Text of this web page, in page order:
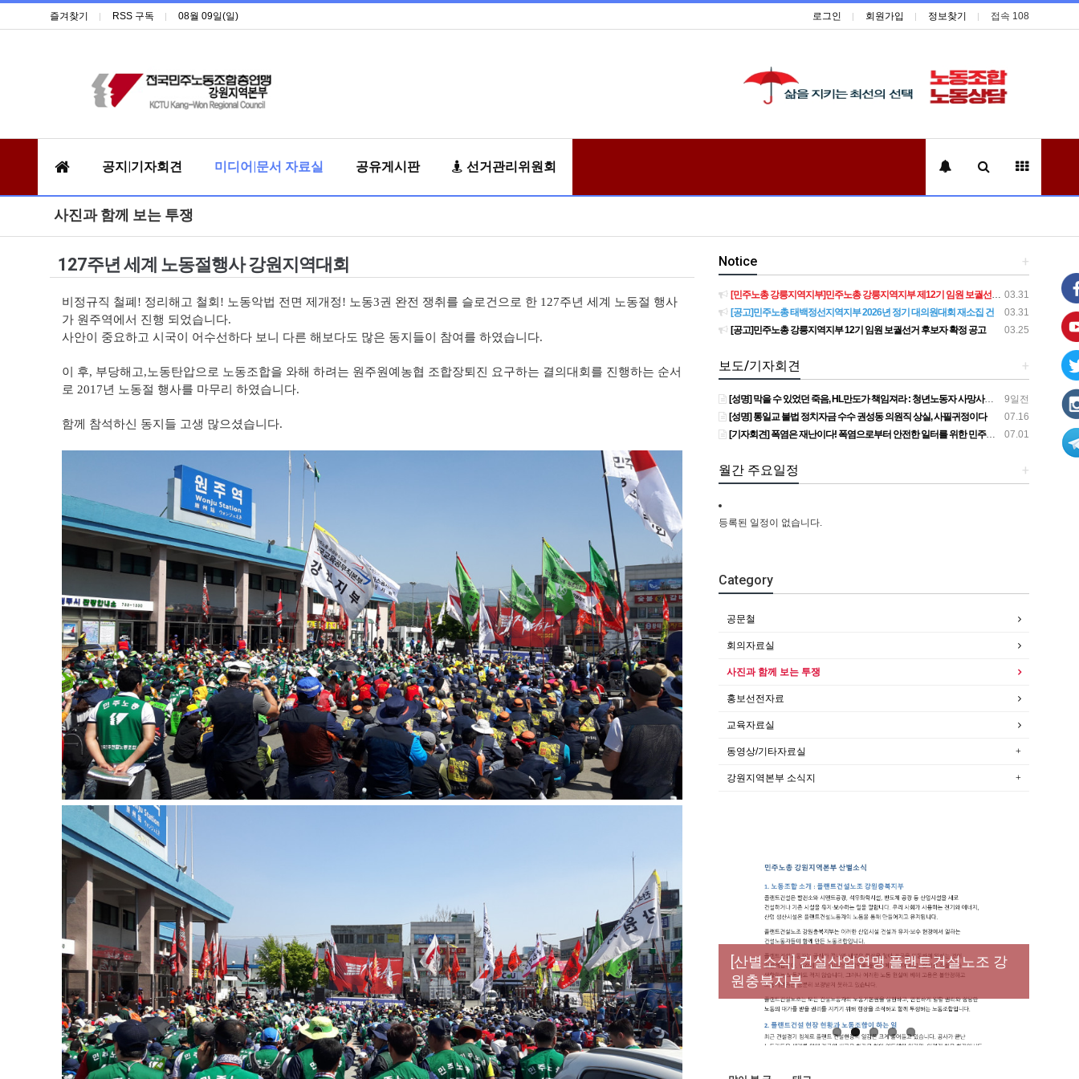
즐겨찾기 RSS 구독 08월 09일(일) 로그인 회원가입 정보찾기 접속 108
공지|기자회견 미디어|문서 자료실 공유게시판 선거관리위원회
사진과 함께 보는 투쟁
127주년 세계 노동절행사 강원지역대회
비정규직 철폐! 정리해고 철회! 노동악법 전면 제개정! 노동3권 완전 쟁취를 슬로건으로 한 127주년 세계 노동절 행사
가 원주역에서 진행 되었습니다.
사안이 중요하고 시국이 어수선하다 보니 다른 해보다도 많은 동지들이 참여를 하였습니다.
이 후, 부당해고,노동탄압으로 노동조합을 와해 하려는 원주원예농협 조합장퇴진 요구하는 결의대회를 진행하는 순서
로 2017년 노동절 행사를 마무리 하였습니다.
함께 참석하신 동지들 고생 많으셨습니다.
+
Notice
03.31
[민주노총 강릉지역지부]민주노총 강릉지역지부 제12기 임원 보궐선거결과 공고
03.31
[공고]민주노총 태백정선지역지부 2026년 정기 대의원대회 재소집 건
03.25
[공고]민주노총 강릉지역지부 12기 임원 보궐선거 후보자 확정 공고
+
보도/기자회견
9일전
[성명] 막을 수 있었던 죽음, HL만도가 책임져라 : 청년노동자 사망사고의 철저한 진상규명과 재발방지 대책 마련하라
07.16
[성명] 통일교 불법 정치자금 수수 권성동 의원직 상실, 사필귀정이다
07.01
[기자회견] 폭염은 재난이다! 폭염으로부터 안전한 일터를 위한 민주노총 강원지역본부 폭염감시단 선포 기자회견
+
월간 주요일정
등록된 일정이 없습니다.
Category
공문철
회의자료실
사진과 함께 보는 투쟁
홍보선전자료
교육자료실
동영상/기타자료실
강원지역본부 소식지
[성명] 막을 수 있었던 죽음, HL만도가 책임져
라 : 청년노동자 사망사고의 철저한 진상규명
과 재발방지 대책 마련하라
[산별소식] 건설산업연맹 플랜트건설노조 강
원충북지부
[강릉,속초,원주,춘천] 폭염감시단 사업 이모저
모
[조합원☆인터뷰] 서비스연맹 전국학교비정
규직노동조합 강원지부 김유미 춘천지회장
[본부소식] 강원지역 노동자 합창단 모임